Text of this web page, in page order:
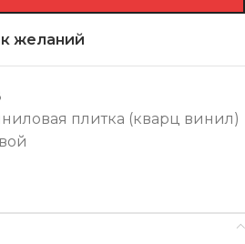
желаний
плитка (кварц винил)